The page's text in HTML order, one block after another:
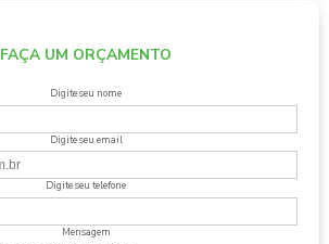
FAÇA UM ORÇAMENTO
Digite seu nome
Digite seu email
Digite seu telefone
Mensagem